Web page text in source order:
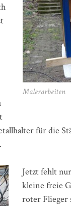
Malerarbeiten
für die
Jetzt fehlt
kleine freie
roter Flieger